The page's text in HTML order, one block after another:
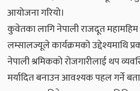
आयोजना गरियो।
कुवेतका लागि नेपाली राजदूत महामहिम
लम्सालज्यूले कार्यक्रमको उद्देश्यमाथि
नेपाली श्रमिकको रोजगारीलाई थप
मर्यादित बनाउन आवश्यक पहल गर्ने